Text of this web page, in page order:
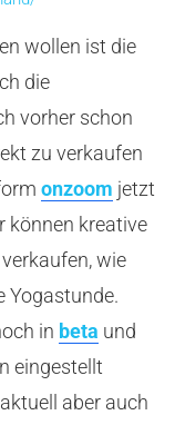
wollen ist die
die
vorher schon
zu verkaufen
onzoom jetzt
können kreative
wie
Yogastunde.
in beta und
eingestellt
aber auch